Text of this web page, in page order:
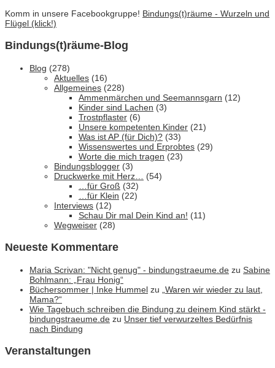
Komm in unsere Facebookgruppe! Bindungs(t)räume - Wurzeln und
Flügel (klick!)
Bindungs(t)räume-Blog
Blog (278)
Aktuelles (16)
Allgemeines (228)
Ammenmärchen und Seemannsgarn (12)
Kinder sind Lachen (3)
Trostpflaster (6)
Unsere kompetenten Kinder (21)
Was ist AP (für Dich)? (33)
Wissenswertes und Erprobtes (29)
Worte die mich tragen (23)
Bindungsblogger (3)
Druckwerke mit Herz… (54)
…für Groß (32)
…für Klein (22)
Interviews (12)
Schau Dir mal Dein Kind an! (11)
Wegweiser (28)
Neueste Kommentare
Maria Scrivan: "Nicht genug" - bindungstraeume.de zu Sabine
Bohlmann: „Frau Honig“
Büchersommer | Inke Hummel zu „Waren wir wieder zu laut,
Mama?“
Wie Tagebuch schreiben die Bindung zu deinem Kind stärkt -
bindungstraeume.de zu Unser tief verwurzeltes Bedürfnis
nach Bindung
Veranstaltungen